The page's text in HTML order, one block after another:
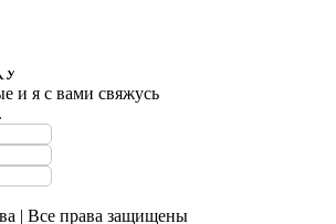
и я с вами свяжусь
| Все права защищены